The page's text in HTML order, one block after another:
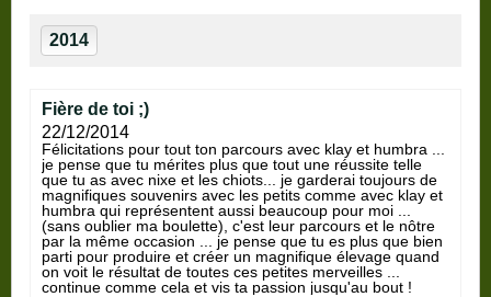
2014
fière de toi ;)
22/12/2014
félicitations pour tout ton parcours avec klay et humbra ...
je pense que tu mérites plus que tout une réussite telle
que tu as avec nixe et les chiots... je garderai toujours de
magnifiques souvenirs avec les petits comme avec klay et
humbra qui représentent aussi beaucoup pour moi ...
(sans oublier ma boulette), c'est leur parcours et le nôtre
par la même occasion ... je pense que tu es plus que bien
parti pour produire et créer un magnifique élevage quand
on voit le résultat de toutes ces petites merveilles ...
continue comme cela et vis ta passion jusqu'au bout !